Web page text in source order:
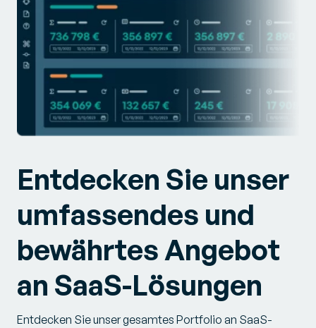
Entdecken Sie unser
umfassendes und
bewährtes Angebot
an SaaS-Lösungen
Entdecken Sie unser gesamtes Portfolio an SaaS-